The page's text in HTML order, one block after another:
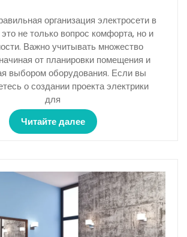
организация электросети в
не только вопрос комфорта, но и
Важно учитывать множество
от планировки помещения и
выбором оборудования. Если вы
о создании проекта электрики
для
Читайте далее